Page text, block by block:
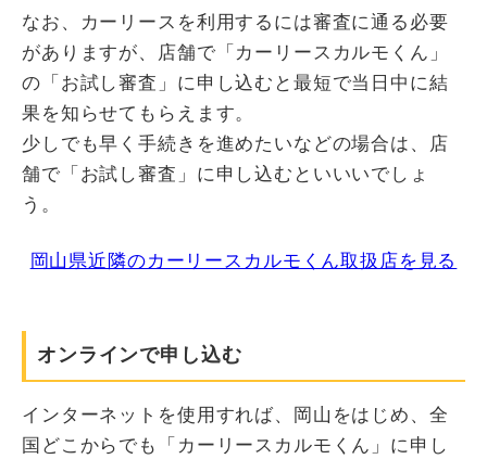
なお、カーリースを利用するには審査に通る必要
がありますが、店舗で「カーリースカルモくん」
の「お試し審査」に申し込むと最短で当日中に結
果を知らせてもらえます。
少しでも早く手続きを進めたいなどの場合は、店
舗で「お試し審査」に申し込むといいいでしょ
う。
岡山県近隣のカーリースカルモくん取扱店を見る
オンラインで申し込む
インターネットを使用すれば、岡山をはじめ、全
国どこからでも「カーリースカルモくん」に申し